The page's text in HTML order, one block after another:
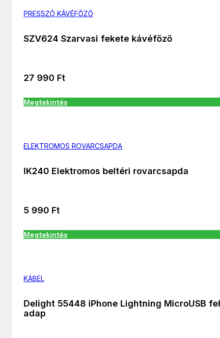
PRESSZÓ KÁVÉFŐZŐ
SZV624 Szarvasi fekete kávéfőző
27 990 Ft
Megtekintés
ELEKTROMOS ROVARCSAPDA
IK240 Elektromos beltéri rovarcsapda
5 990 Ft
Megtekintés
KÁBEL
Delight 55448 iPhone Lightning MicroUSB
adap